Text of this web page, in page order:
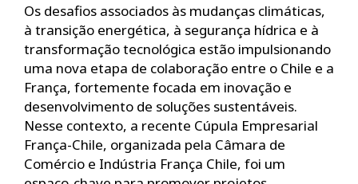
Os desafios associados às mudanças climáticas,
à transição energética, à segurança hídrica e à
transformação tecnológica estão impulsionando
uma nova etapa de colaboração entre o Chile e a
França, fortemente focada em inovação e
desenvolvimento de soluções sustentáveis.
Nesse contexto, a recente Cúpula Empresarial
França-Chile, organizada pela Câmara de
Comércio e Indústria França Chile, foi um